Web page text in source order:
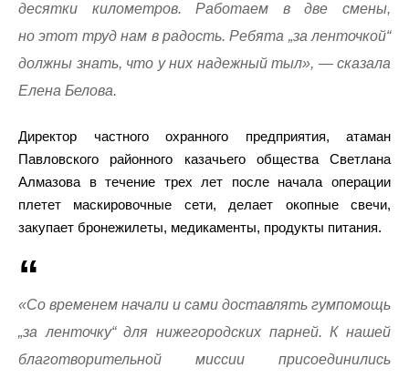
десятки километров. Работаем в две смены,
но этот труд нам в радость. Ребята „за ленточкой“
должны знать, что у них надежный тыл», — сказала
Елена Белова.
Директор частного охранного предприятия, атаман
Павловского районного казачьего общества Светлана
Алмазова в течение трех лет после начала операции
плетет маскировочные сети, делает окопные свечи,
закупает бронежилеты, медикаменты, продукты питания.
«Со временем начали и сами доставлять гумпомощь
„за ленточку“ для нижегородских парней. К нашей
благотворительной миссии присоединились